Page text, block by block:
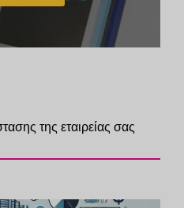
της εταιρείας σας